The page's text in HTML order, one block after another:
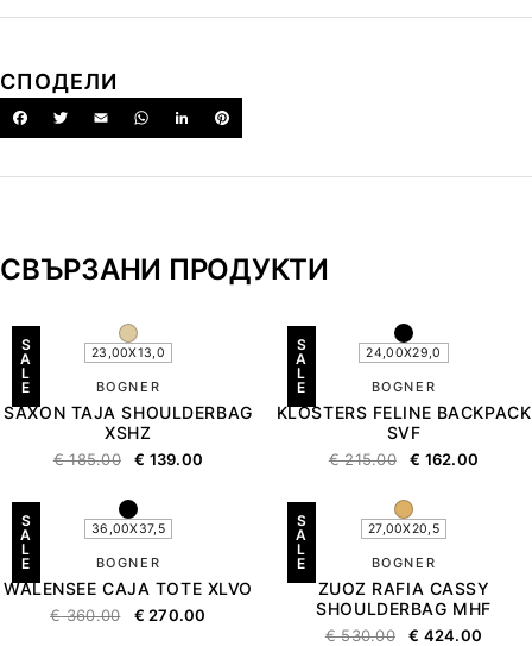
СПОДЕЛИ
СВЪРЗАНИ ПРОДУКТИ
S
A
L
E
23,00X13,0
BOGNER
SAXON TAJA SHOULDERBAG
XSHZ
€185.00 € 139.00
S
A
L
E
24,00X29,0
BOGNER
KLOSTERS FELINE BACKPACK
SVF
€215.00 € 162.00
S
A
L
E
36,00X37,5
BOGNER
WALENSEE CAJA TOTE XLVO
€360.00 € 270.00
S
A
L
E
27,00X20,5
BOGNER
ZUOZ RAFIA CASSY
SHOULDERBAG MHF
€530.00 € 424.00